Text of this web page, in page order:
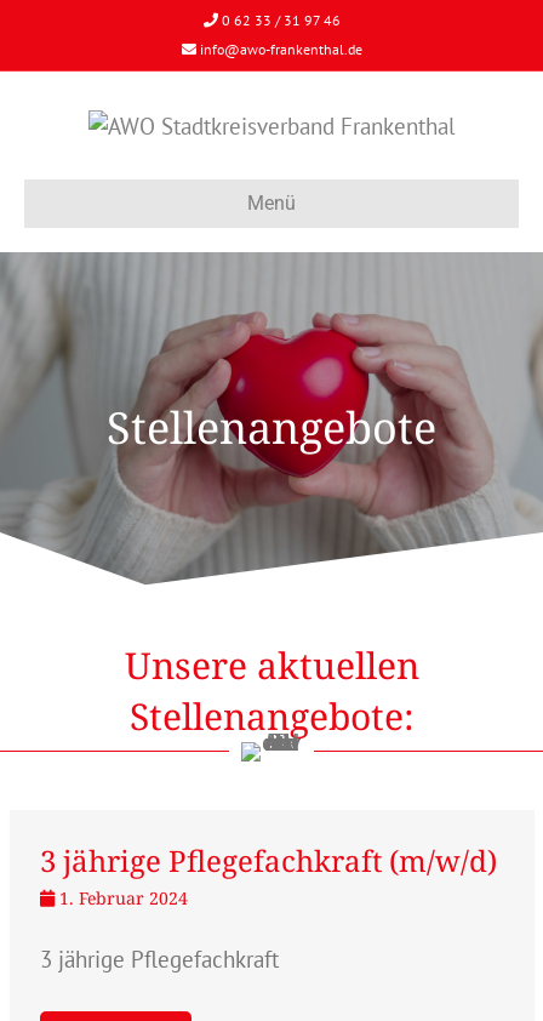
0 62 33 / 31 97 46
info@awo-frankenthal.de
Menü
Stellenangebote
Unsere aktuellen
Stellenangebote:
3 jährige Pflegefachkraft (m/w/d)
1. Februar 2024
3 jährige Pflegefachkraft